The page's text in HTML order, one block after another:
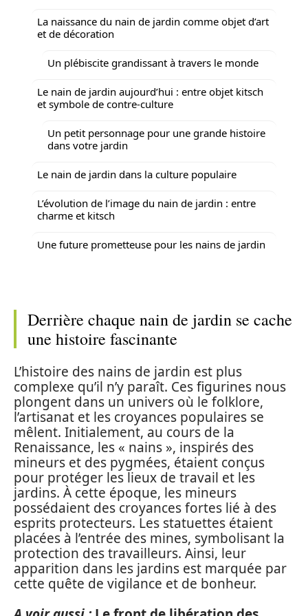
La naissance du nain de jardin comme objet d’art
et de décoration
Un plébiscite grandissant à travers le monde
Le nain de jardin aujourd’hui : entre objet kitsch
et symbole de contre-culture
Un petit personnage pour une grande histoire
dans votre jardin
Le nain de jardin dans la culture populaire
L’évolution de l’image du nain de jardin : entre
charme et kitsch
Une future prometteuse pour les nains de jardin
Derrière chaque nain de jardin se cache
une histoire fascinante
L’histoire des nains de jardin est plus
complexe qu’il n’y paraît. Ces figurines nous
plongent dans un univers où le folklore,
l’artisanat et les croyances populaires se
mêlent. Initialement, au cours de la
Renaissance, les « nains », inspirés des
mineurs et des pygmées, étaient conçus
pour protéger les lieux de travail et les
jardins. À cette époque, les mineurs
possédaient des croyances fortes lié à des
esprits protecteurs. Les statuettes étaient
placées à l’entrée des mines, symbolisant la
protection des travailleurs. Ainsi, leur
apparition dans les jardins est marquée par
cette quête de vigilance et de bonheur.